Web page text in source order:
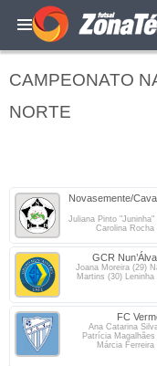
CAMPEONATO
NORTE
Novasemente/
Juliana Pinto "Juninha"
Carolina Rocha
GCR
Joana Moreira (29)
Martins (30) Leninha
FC
Ana Catarina
Patrícia Magalhães
Márcia Ferreira